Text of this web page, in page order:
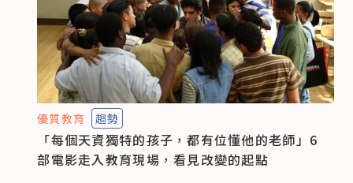
優質教育 趨勢
「每個天資獨特的孩子，都有位懂他的老師」6
部電影走入教育現場，看見改變的起點